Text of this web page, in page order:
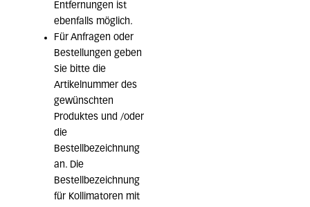
Entfernungen ist
ebenfalls möglich.
Für Anfragen oder
Bestellungen geben
Sie bitte die
Artikelnummer des
gewünschten
Produktes und /oder
die
Bestellbezeichnung
an. Die
Bestellbezeichnung
für Kollimatoren mit